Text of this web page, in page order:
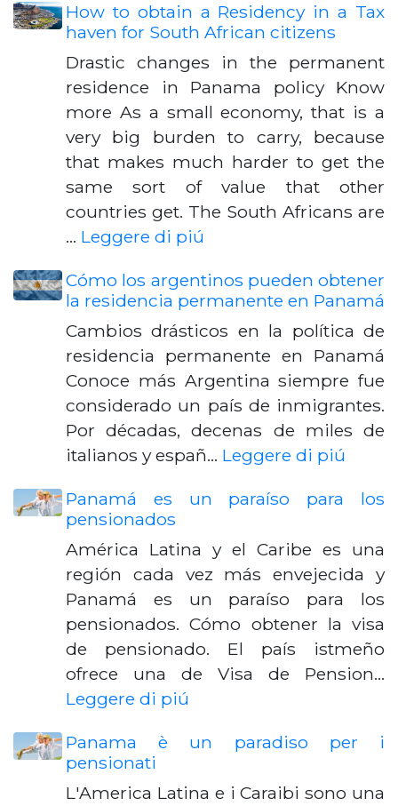
How to obtain a Residency in a Tax
haven for South African citizens
Drastic changes in the permanent
residence in Panama policy Know
more As a small economy, that is a
very big burden to carry, because
that makes much harder to get the
same sort of value that other
countries get. The South Africans are
… Leggere di piú
Cómo los argentinos pueden obtener
la residencia permanente en Panamá
Cambios drásticos en la política de
residencia permanente en Panamá
Conoce más Argentina siempre fue
considerado un país de inmigrantes.
Por décadas, decenas de miles de
italianos y españ… Leggere di piú
Panamá es un paraíso para los
pensionados
América Latina y el Caribe es una
región cada vez más envejecida y
Panamá es un paraíso para los
pensionados. Cómo obtener la visa
de pensionado. El país istmeño
ofrece una de Visa de Pension…
Leggere di piú
Panama è un paradiso per i
pensionati
L'America Latina e i Caraibi sono una